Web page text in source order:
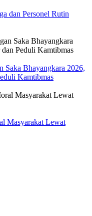
dan Personel Rutin
Saka Bhayangkara 2026,
Kamtibmas
Masyarakat Lewat